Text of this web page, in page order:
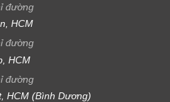
đường
HCM
đường
HCM
đường
HCM (Bình Dương)